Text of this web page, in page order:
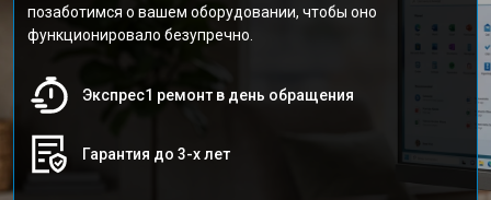
позаботимся о вашем оборудовании, чтобы оно
функционировало безупречно.
Экспрес1 ремонт в день обращения
Гарантия до 3-х лет